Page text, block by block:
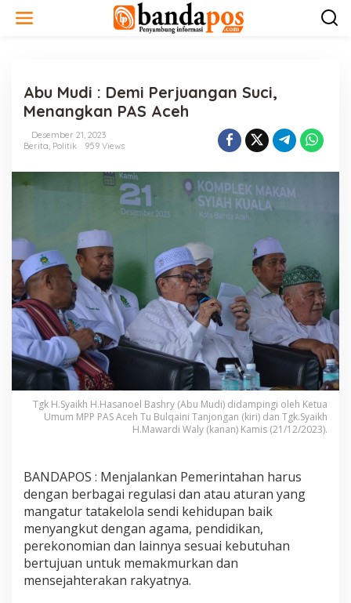
Abu Mudi : Demi Perjuangan Suci,
Menangkan PAS Aceh
Desember 21, 2023
Berita, Politik 959 Views
Tgk H.Syaikh H.Hasanoel Bashry (Abu Mudi) didampingi oleh Ketua
Umum MPP PAS Aceh Tu Bulqaini Tanjongan (kiri) dan Tgk.Syaikh
H.Mawardi Waly (kanan) Kamis (21/12/2023).
BANDAPOS : Menjalankan Pemerintahan harus
dengan berbagai regulasi dan atau aturan yang
mangatur tatakelola sendi kehidupan baik
menyangkut dengan agama, pendidikan,
perekonomian dan lainnya sesuai kebutuhan
bertujuan untuk memakmurkan dan
mensejahterakan rakyatnya.